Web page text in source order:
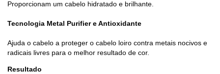
Proporcionam um cabelo hidratado e brilhante.
Tecnologia Metal Purifier e Antioxidante
Ajuda o cabelo a proteger o cabelo loiro contra metais nocivos e
radicais livres para o melhor resultado de cor.
Resultado